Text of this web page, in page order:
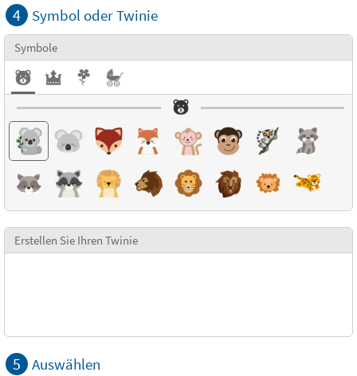
Strukturen
4 Symbol oder Twinie
Symbole
Erstellen Sie Ihren Twinie
5 Auswählen